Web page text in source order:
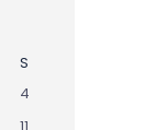
S
4
11